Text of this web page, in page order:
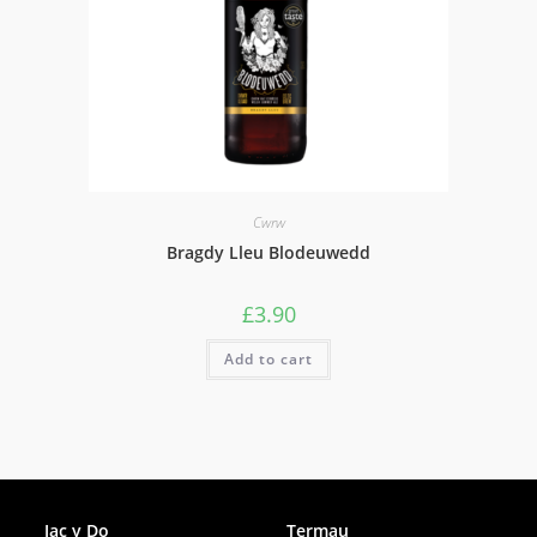
Cwrw
Bragdy Lleu Blodeuwedd
£3.90
Add to cart
Jac y Do Termau